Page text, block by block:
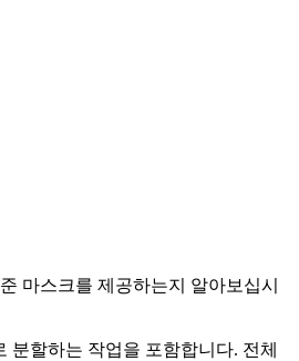
마스크를 제공하는지 알아보십시
할하는 작업을 포함합니다. 전체